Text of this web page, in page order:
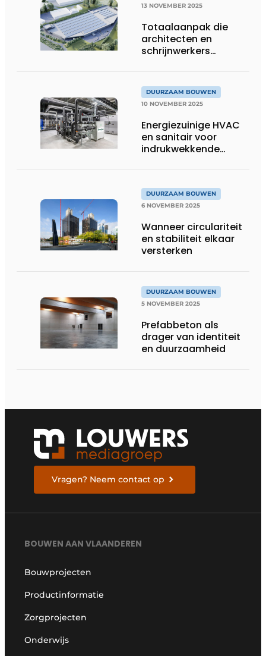
13 NOVEMBER 2025
Totaalaanpak die
architecten en
schrijnwerkers
DUURZAAM BOUWEN
10 NOVEMBER 2025
Energiezuinige HVAC
en sanitair voor
indrukwekkende
DUURZAAM BOUWEN
6 NOVEMBER 2025
Wanneer circulariteit
en stabiliteit elkaar
versterken
DUURZAAM BOUWEN
5 NOVEMBER 2025
Prefabbeton als
drager van identiteit
en duurzaamheid
Vragen? Neem contact op
BOUWEN AAN VLAANDEREN
Bouwprojecten
Productinformatie
Zorgprojecten
Onderwijs